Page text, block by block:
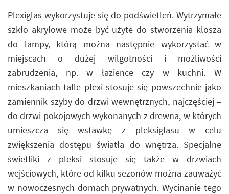
Plexiglas wykorzystuje się do podświetleń. Wytrzymałe
szkło akrylowe może być użyte do stworzenia klosza
do lampy, którą można następnie wykorzystać w
miejscach o dużej wilgotności i możliwości
zabrudzenia, np. w łazience czy w kuchni. W
mieszkaniach tafle plexi stosuje się powszechnie jako
zamiennik szyby do drzwi wewnętrznych, najczęściej –
do drzwi pokojowych wykonanych z drewna, w których
umieszcza się wstawkę z pleksiglasu w celu
zwiększenia dostępu światła do wnętrza. Specjalne
świetliki z pleksi stosuje się także w drzwiach
wejściowych, które od kilku sezonów można zauważyć
w nowoczesnych domach prywatnych. Wycinanie tego